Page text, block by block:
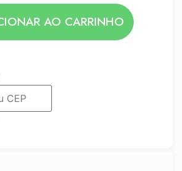
AO CARRINHO